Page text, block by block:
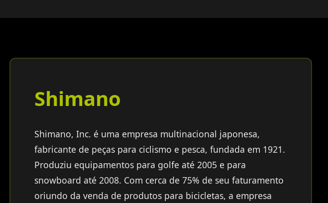
Shimano
Shimano, Inc. é uma empresa multinacional japonesa,
fabricante de peças para ciclismo e pesca, fundada em 1921.
Produziu equipamentos para golfe até 2005 e para
snowboard até 2008. Com cerca de 75% de seu faturamento
oriundo da venda de produtos para bicicletas, a empresa